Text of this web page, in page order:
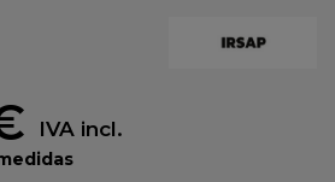
IVA incl.